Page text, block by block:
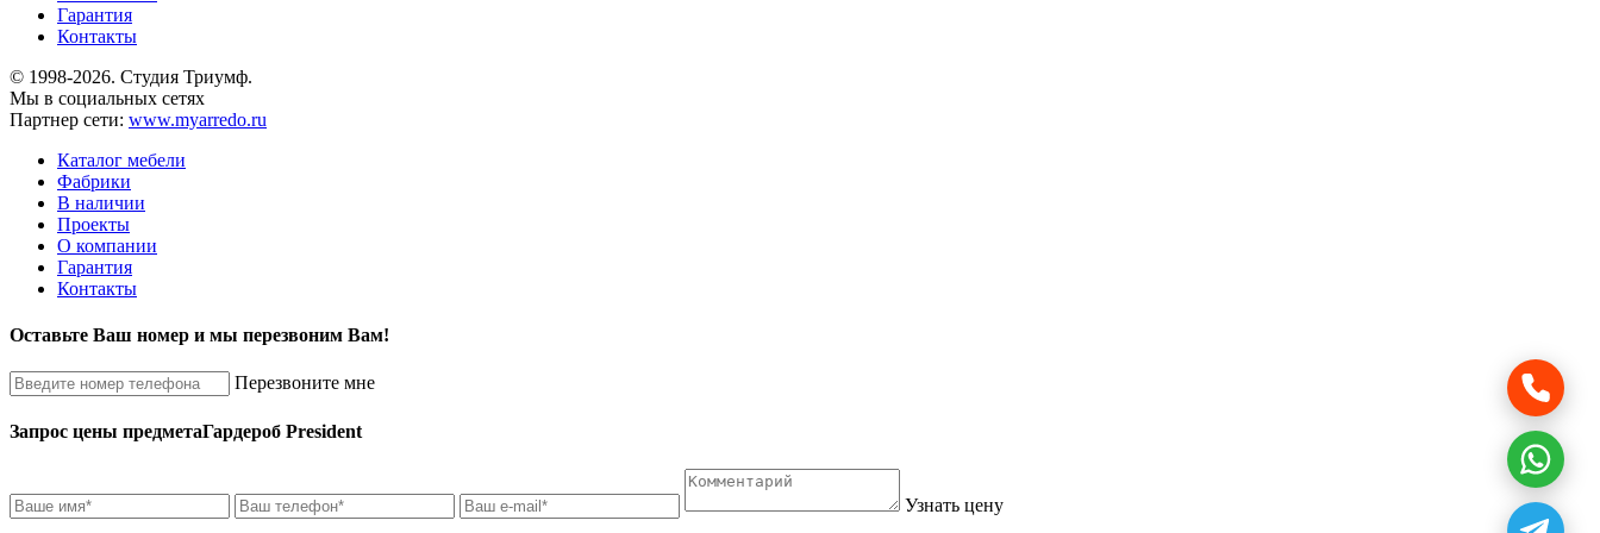
Гарантия
Контакты
© 1998-2026. Студия Триумф.
Мы в социальных сетях
Партнер сети: www.myarredo.ru
Каталог мебели
Фабрики
В наличии
Проекты
О компании
Гарантия
Контакты
Оставьте Ваш номер и мы перезвоним Вам!
Перезвоните мне
Запрос цены предметаГардероб President
Узнать цену